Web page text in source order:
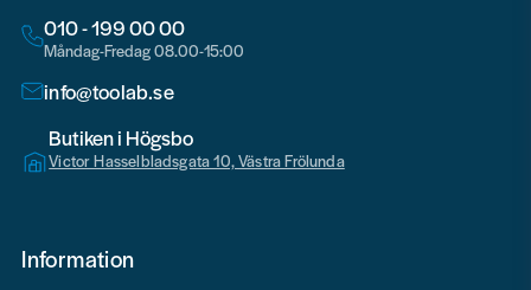
010 - 199 00 00
Måndag-Fredag 08.00-15:00
info@toolab.se
Butiken i Högsbo
Victor Hasselbladsgata 10, Västra Frölunda
Information